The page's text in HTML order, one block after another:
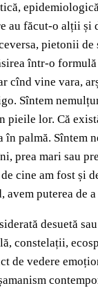
au făcut-o
pietonii
într-o
vine vara,
Sîntem
lor. Că
palmă.
mari sau
cine am fost
puterea de
desuetă
constelații,
vedere